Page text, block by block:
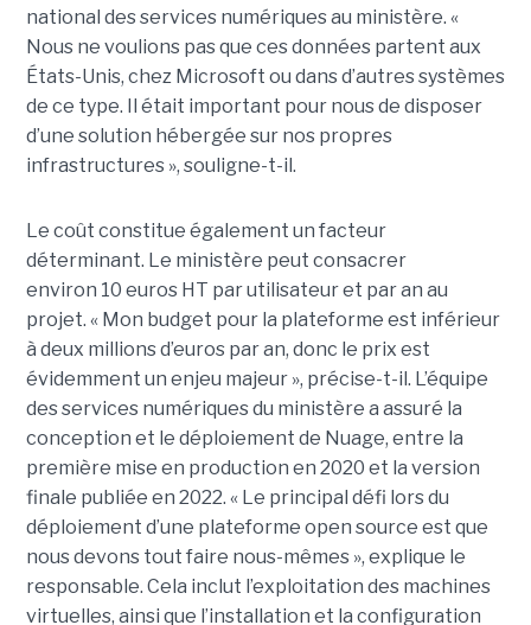
national des services numériques au ministère. «
Nous ne voulions pas que ces données partent aux
États-Unis, chez Microsoft ou dans d’autres systèmes
de ce type. Il était important pour nous de disposer
d’une solution hébergée sur nos propres
infrastructures », souligne-t-il.
Le coût constitue également un facteur
déterminant. Le ministère peut consacrer
environ 10 euros HT par utilisateur et par an au
projet. « Mon budget pour la plateforme est inférieur
à deux millions d’euros par an, donc le prix est
évidemment un enjeu majeur », précise-t-il. L’équipe
des services numériques du ministère a assuré la
conception et le déploiement de Nuage, entre la
première mise en production en 2020 et la version
finale publiée en 2022. « Le principal défi lors du
déploiement d’une plateforme open source est que
nous devons tout faire nous-mêmes », explique le
responsable. Cela inclut l’exploitation des machines
virtuelles, ainsi que l’installation et la configuration